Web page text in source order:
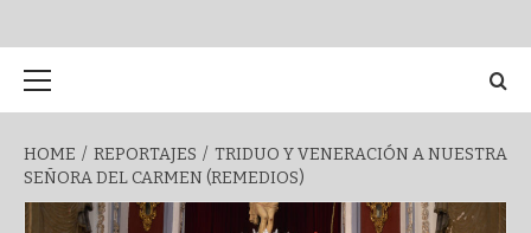
SEMANA
SANTA DE
HOME REPORTAJES
TRIDUO Y VENERACIÓN A NUESTRA
SEÑORA DEL CARMEN (REMEDIOS)